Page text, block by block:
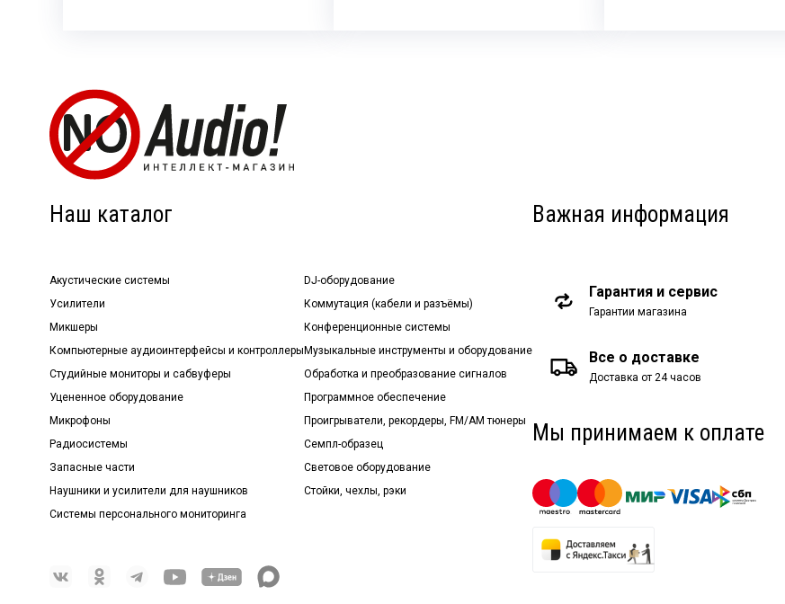
Наш каталог
Акустические системы
Усилители
Микшеры
Компьютерные аудиоинтерфейсы и контроллеры
Студийные мониторы и сабвуферы
Уцененное оборудование
Микрофоны
Радиосистемы
Запасные части
Наушники и усилители для наушников
Системы персонального мониторинга
DJ-оборудование
Коммутация (кабели и разъёмы)
Конференционные системы
Музыкальные инструменты и оборудование
Обработка и преобразование сигналов
Программное обеспечение
Проигрыватели, рекордеры, FM/AM тюнеры
Семпл-образец
Световое оборудование
Стойки, чехлы, рэки
Важная информация
Гарантия и сервис
Гарантии магазина
Все о доставке
Доставка от 24 часов
Мы принимаем к оплате